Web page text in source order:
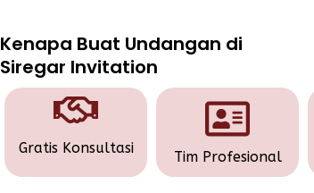
Kenapa Buat Undangan di
Siregar Invitation
Gratis Konsultasi
Tim Profesional